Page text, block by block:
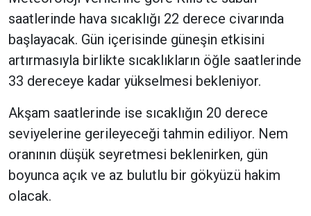
saatlerinde hava sıcaklığı 22 derece civarında
başlayacak. Gün içerisinde güneşin etkisini
artırmasıyla birlikte sıcaklıkların öğle saatlerinde
33 dereceye kadar yükselmesi bekleniyor.
Akşam saatlerinde ise sıcaklığın 20 derece
seviyelerine gerileyeceği tahmin ediliyor. Nem
oranının düşük seyretmesi beklenirken, gün
boyunca açık ve az bulutlu bir gökyüzü hakim
olacak.